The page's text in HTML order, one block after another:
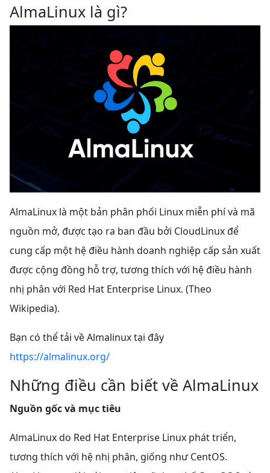
AlmaLinux là gì?
AlmaLinux là một bản phân phối Linux miễn phí và mã
nguồn mở, được tạo ra ban đầu bởi CloudLinux để
cung cấp một hệ điều hành doanh nghiệp cấp sản xuất
được cộng đồng hỗ trợ, tương thích với hệ điều hành
nhị phân với Red Hat Enterprise Linux. (Theo
Wikipedia).
Bạn có thể tải về Almalinux tại đây
https://almalinux.org/
Những điều cần biết về AlmaLinux
Nguồn gốc và mục tiêu
AlmaLinux do Red Hat Enterprise Linux phát triển,
tương thích với hệ nhị phân, giống như CentOS.